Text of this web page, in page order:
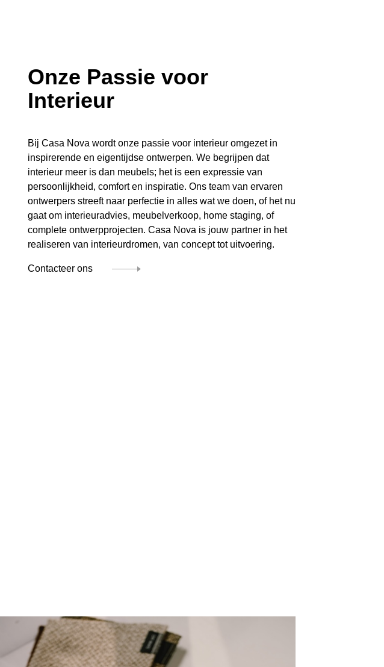
Onze Passie voor
Interieur
Bij Casa Nova wordt onze passie voor interieur omgezet in
inspirerende en eigentijdse ontwerpen. We begrijpen dat
interieur meer is dan meubels; het is een expressie van
persoonlijkheid, comfort en inspiratie. Ons team van ervaren
ontwerpers streeft naar perfectie in alles wat we doen, of het nu
gaat om interieuradvies, meubelverkoop, home staging, of
complete ontwerpprojecten. Casa Nova is jouw partner in het
realiseren van interieurdromen, van concept tot uitvoering.
Contacteer ons